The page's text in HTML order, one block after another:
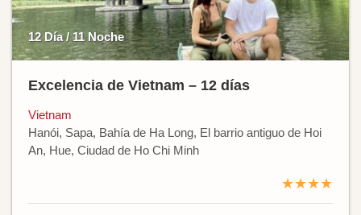
12 Día / 11 Noche
Excelencia de Vietnam – 12 días
Vietnam
Hanói, Sapa, Bahía de Ha Long, El barrio antiguo de Hoi
An, Hue, Ciudad de Ho Chi Minh
★★★★